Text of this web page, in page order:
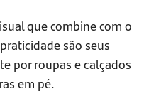
que combine com o
são seus
por roupas e calçados
em pé.